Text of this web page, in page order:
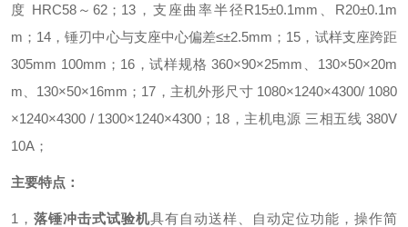
度 HRC58～62 ； 13，支座曲率半径R15±0.1mm、R20±0.1m
m ； 14，锤刃中心与支座中心偏差≤±2.5mm ； 15，试样支座跨距
305mm 100mm ； 16，试样规格 360×90×25mm、130×50×20m
m、130×50×16mm ； 17，主机外形尺寸 1080×1240×4300/ 1080
×1240×4300 / 1300×1240×4300 ； 18，主机电源 三相五线 380V
10A ；
主要特点：
1， 落锤冲击式试验机具有自动送样、自动定位功能，操作简